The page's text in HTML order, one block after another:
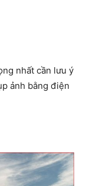
nhất cần lưu ý
ảnh bằng điện